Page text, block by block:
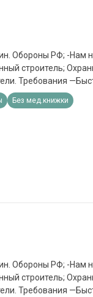
Обороны РФ; -Нам
строитель;
Требования
Обязанности
каникулы; -
от 1 400 000 в
Без мед.книжки
Обороны РФ; -Нам
строитель;
Требования